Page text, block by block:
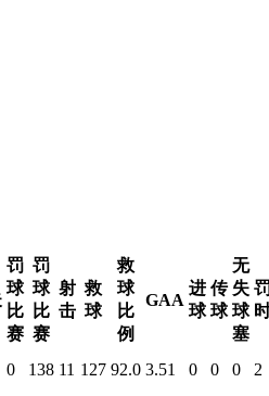
罚
球
比
赛
罚
球
比
赛
射
击
救
球
救
球
比
例
GAA
进
球
传
球
无
失
球
塞
0 138 11 127 92.0 3.51 0 0 0
2